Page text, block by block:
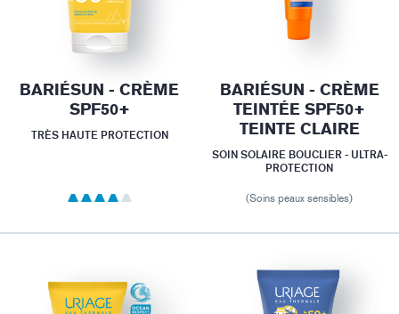
BARIÉSUN - CRÈME
SPF50+
TRÈS HAUTE PROTECTION
BARIÉSUN - CRÈME
TEINTÉE SPF50+
TEINTE CLAIRE
SOIN SOLAIRE BOUCLIER - ULTRA-
PROTECTION
(Soins peaux sensibles)